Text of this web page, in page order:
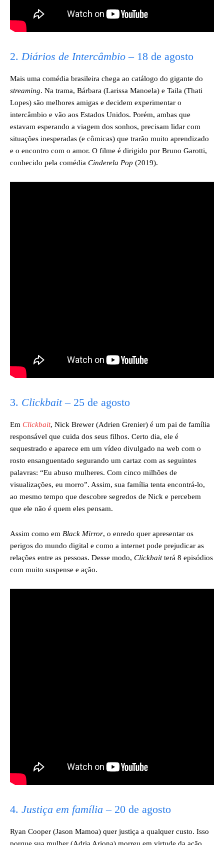
2.Diários de Intercâmbio – 18 de agosto
Mais uma comédia brasileira chega ao catálogo do gigante do
streaming. Na trama, Bárbara (Larissa Manoela) e Taila (Thati
Lopes) são melhores amigas e decidem experimentar o
intercâmbio e vão aos Estados Unidos. Porém, ambas que
estavam esperando a viagem dos sonhos, precisam lidar com
situações inesperadas (e cômicas) que trarão muito aprendizado
e o encontro com o amor. O filme é dirigido por Bruno Garotti,
conhecido pela comédia Cinderela Pop (2019).
3. Clickbait– 25 de agosto
Em Clickbait, Nick Brewer (Adrien Grenier) é um pai de família
responsável que cuida dos seus filhos. Certo dia, ele é
sequestrado e aparece em um vídeo divulgado na web com o
rosto ensanguentado segurando um cartaz com as seguintes
palavras: “Eu abuso mulheres. Com cinco milhões de
visualizações, eu morro”. Assim, sua família tenta encontrá-lo,
ao mesmo tempo que descobre segredos de Nick e percebem
que ele não é quem eles pensam.
Assim como em Black Mirror, o enredo quer apresentar os
perigos do mundo digital e como a internet pode prejudicar as
relações entre as pessoas. Desse modo, Clickbaitterá 8 episódios
com muito suspense e ação.
4. Justiça em família – 20 de agosto
Ryan Cooper (Jason Mamoa) quer justiça a qualquer custo. Isso